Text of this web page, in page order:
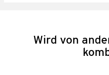
Wird von